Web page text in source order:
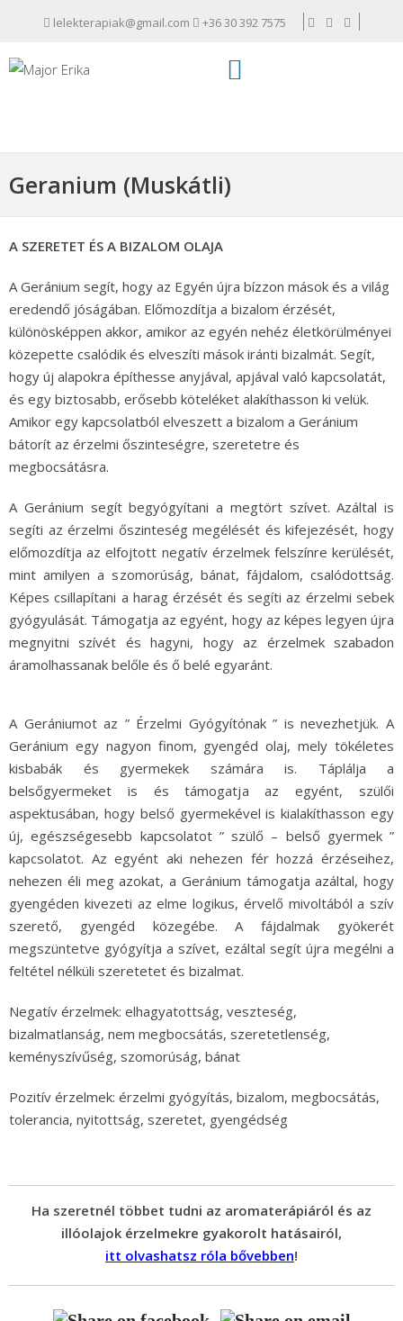
lelekterapiak@gmail.com +36 30 392 7575
Geranium (Muskátli)
A SZERETET ÉS A BIZALOM OLAJA
A Geránium segít, hogy az Egyén újra bízzon mások és a világ
eredendő jóságában. Előmozdítja a bizalom érzését,
különösképpen akkor, amikor az egyén nehéz életkörülményei
közepette csalódik és elveszíti mások iránti bizalmát. Segít,
hogy új alapokra építhesse anyjával, apjával való kapcsolatát,
és egy biztosabb, erősebb köteléket alakíthasson ki velük.
Amikor egy kapcsolatból elveszett a bizalom a Geránium
bátorít az érzelmi őszinteségre, szeretetre és
megbocsátásra.
A Geránium segít begyógyítani a megtört szívet. Azáltal is
segíti az érzelmi őszinteség megélését és kifejezését, hogy
előmozdítja az elfojtott negatív érzelmek felszínre kerülését,
mint amilyen a szomorúság, bánat, fájdalom, csalódottság.
Képes csillapítani a harag érzését és segíti az érzelmi sebek
gyógyulását. Támogatja az egyént, hogy az képes legyen újra
megnyitni szívét és hagyni, hogy az érzelmek szabadon
áramolhassanak belőle és ő belé egyaránt.
A Gerániumot az ” Érzelmi Gyógyítónak ” is nevezhetjük. A
Geránium egy nagyon finom, gyengéd olaj, mely tökéletes
kisbabák és gyermekek számára is. Táplálja a
belsőgyermeket is és támogatja az egyént, szülői
aspektusában, hogy belső gyermekével is kialakíthasson egy
új, egészségesebb kapcsolatot ” szülő – belső gyermek ”
kapcsolatot. Az egyént aki nehezen fér hozzá érzéseihez,
nehezen éli meg azokat, a Geránium támogatja azáltal, hogy
gyengéden kivezeti az elme logikus, érvelő mivoltából a szív
szerető, gyengéd közegébe. A fájdalmak gyökerét
megszüntetve gyógyítja a szívet, ezáltal segít újra megélni a
feltétel nélküli szeretetet és bizalmat.
Negatív érzelmek: elhagyatottság, veszteség,
bizalmatlanság, nem megbocsátás, szeretetlenség,
keményszívűség, szomorúság, bánat
Pozitív érzelmek: érzelmi gyógyítás, bizalom, megbocsátás,
tolerancia, nyitottság, szeretet, gyengédség
Ha szeretnél többet tudni az aromaterápiáról és az
illóolajok érzelmekre gyakorolt hatásairól,
itt olvashatsz róla bővebben!